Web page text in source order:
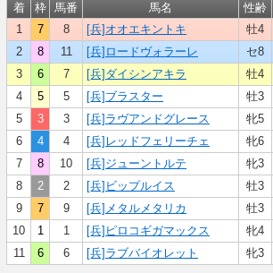
着 枠 馬番 馬名
性齢
1
7 8 [兵]オオエキントキ
牡4
2
8 11 [兵]ロードヴォラーレ
セ8
3
6 7 [兵]ダイシンアキラ
牡4
4
5 5 [兵]ブラスター
牡3
5
3 3 [兵]ラヴアンドグレース
牝5
6
4 4 [兵]レッドフェリーチェ
牝6
7
8 10 [兵]ジューントルテ
牝3
8
2 2 [兵]ビップルイス
牡3
9
7 9 [兵]メタルメタリカ
牡3
10
1 1 [兵]ピロコギガマックス
牝4
11
6 6 [兵]ラブバイオレット 牝3